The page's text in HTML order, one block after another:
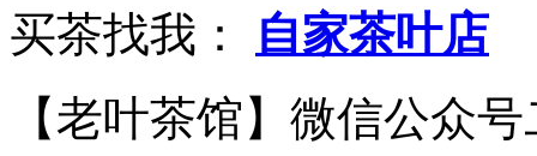
买茶找我：
自家茶叶店
【老叶茶馆】微信公众